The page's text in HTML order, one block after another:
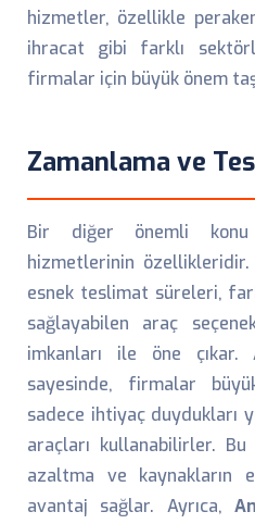
hizmetler, özellikle
ihracat gibi farklı
firmalar için büyük önem
Zamanlama ve
Bir diğer önemli
hizmetlerinin
esnek teslimat süreleri,
sağlayabilen araç
imkanları ile öne çıkar.
sayesinde, firmalar
sadece ihtiyaç duydukları
araçları kullanabilirler.
azaltma ve kaynakların
avantaj sağlar. Ayrıca,